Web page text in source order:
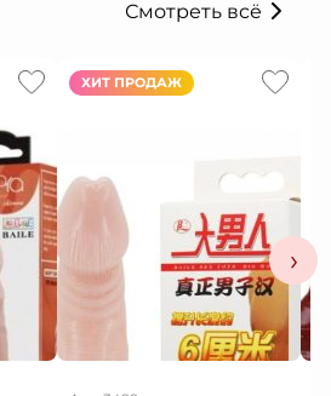
Смотреть всё
ХИТ ПРОДАЖ
›